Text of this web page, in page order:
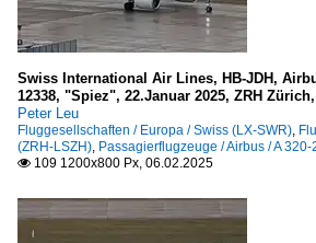
Swiss International Air Lines, HB-JDH,
12338, "Spiez", 22.Januar 2025, ZRH
Peter Leu
Fluggesellschaften / Europa / Swiss (LX-SWR),
(ZRH-LSZH), Passagierflugzeuge / Airbus / A
 109 1200x800 Px, 06.02.2025